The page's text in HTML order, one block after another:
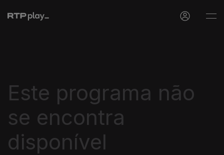
Este programa não
se encontra
disponível